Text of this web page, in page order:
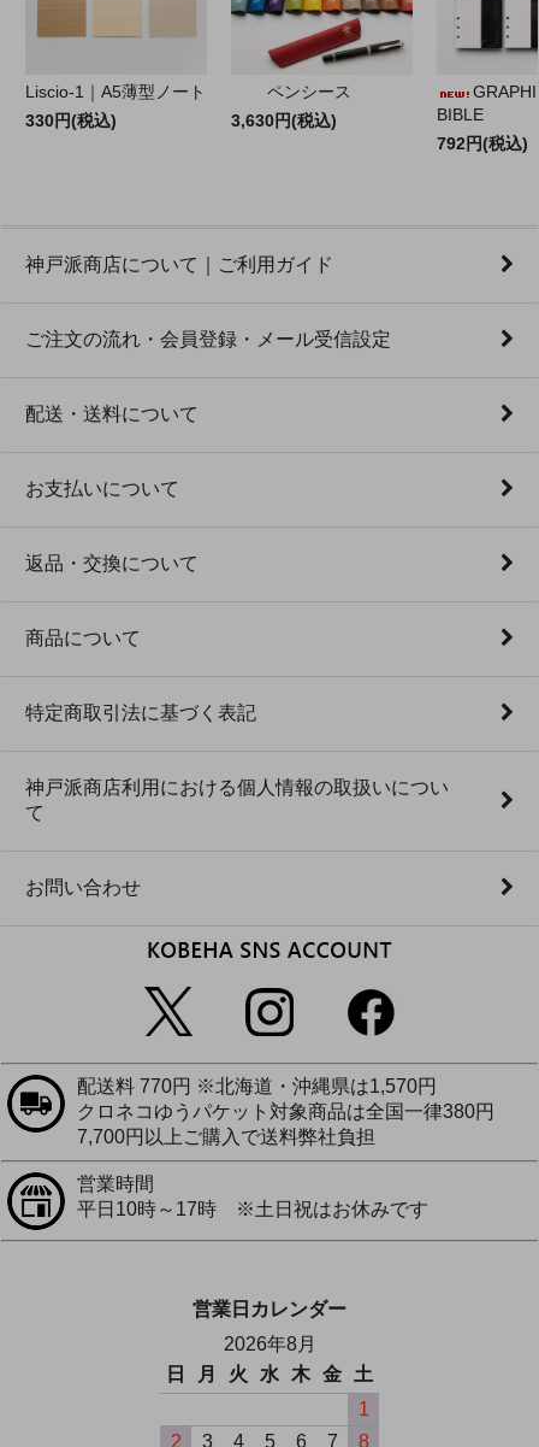
Liscio-1｜A5薄型ノート
330円(税込)
ペンシース
3,630円(税込)
BIBLE
792円(税込)
神戸派商店について｜ご利用ガイド
ご注文の流れ・会員登録・メール受信設定
配送・送料について
お支払いについて
返品・交換について
商品について
特定商取引法に基づく表記
神戸派商店利用における個人情報の取扱いについ
て
お問い合わせ
配送料 770円 ※北海道・沖縄県は1,570円
クロネコゆうパケット対象商品は全国一律380円
7,700円以上ご購入で送料弊社負担
営業時間
平日10時～17時 ※土日祝はお休みです
営業日カレンダー
2026年8月
日
月 火 水 木 金
土
1
2
3 4 5 6 7 8